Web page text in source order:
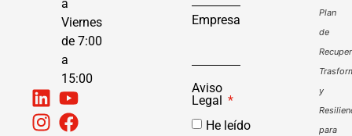
a
Viernes
de 7:00
a
15:00
Empresa
Aviso
Legal
He leído
Plan
de
y
para